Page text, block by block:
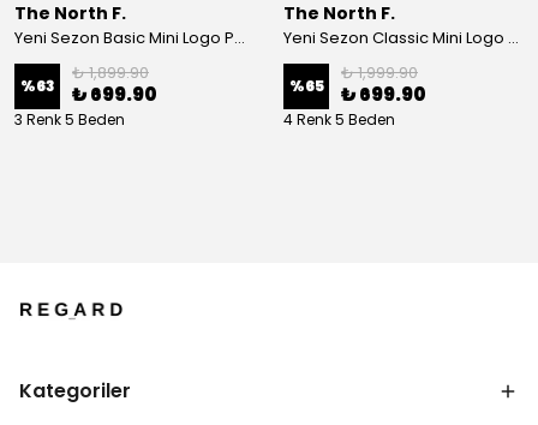
The North F.
Yeni Sezon Basic Mini Logo Polar Eşofman Altı
%63
₺ 1,899.90
₺ 699.90
3 Renk 5 Beden
The North F.
Yeni Sezon Classic Mini Logo Yarım Fermuarlı Polar
%65
₺ 1,999.90
₺ 699.90
4 Renk 5 Beden
Kategoriler